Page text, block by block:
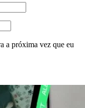
a próxima vez que eu